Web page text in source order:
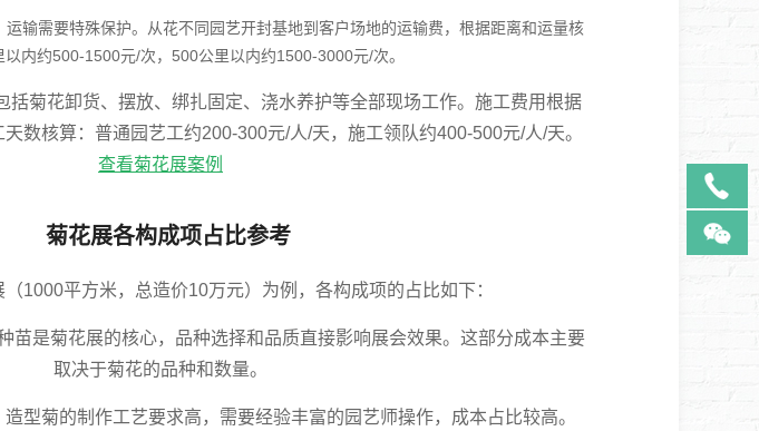
运输需要特殊保护。从花不同园艺开封基地到客户场地的运输费，根据距离和运量核
内约500-1500元/次，500公里以内约1500-3000元/次。
括菊花卸货、摆放、绑扎固定、浇水养护等全部现场工作。施工费用根据
数核算：普通园艺工约200-300元/人/天，施工领队约400-500元/人/天。
查看菊花展案例
菊花展各构成项占比参考
1000平方米，总造价10万元）为例，各构成项的占比如下：
苗是菊花展的核心，品种选择和品质直接影响展会效果。这部分成本主要
取决于菊花的品种和数量。
造型菊的制作工艺要求高，需要经验丰富的园艺师操作，成本占比较高。